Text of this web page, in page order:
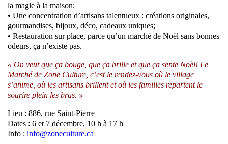
la magie à la maison;
• Une concentration d’artisans talentueux : créations originales,
gourmandises, bijoux, déco, cadeaux uniques;
• Restauration sur place, parce qu’un marché de Noël sans bonnes
odeurs, ça n’existe pas.
« On veut que ça bouge, que ça brille et que ça sente Noël! Le
Marché de Zone Culture, c’est le rendez-vous où le village
s’anime, où les artisans brillent et où les familles repartent le
sourire plein les bras. »
Lieu : 886, rue Saint-Pierre
Dates : 6 et 7 décembre, 10 h à 17 h
Info : info@zoneculture.ca